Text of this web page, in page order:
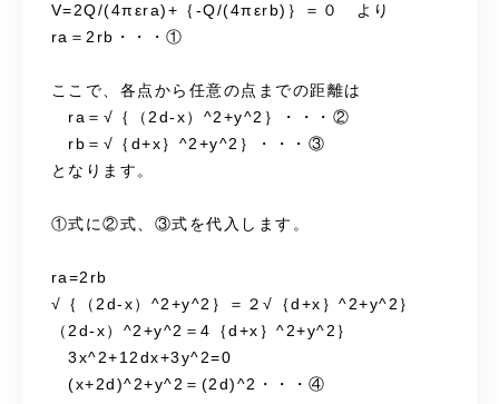
V=2Q/(4πεra)+｛-Q/(4πεrb)｝＝０ より
ra＝2rb・・・①
ここで、各点から任意の点までの距離は
ra＝√｛（2d-x）^2+y^2｝・・・②
rb＝√｛d+x｝^2+y^2｝・・・③
となります。
①式に②式、③式を代入します。
ra=2rb
√｛（2d-x）^2+y^2｝＝２√｛d+x｝^2+y^2｝
（2d-x）^2+y^2＝4｛d+x｝^2+y^2｝
3x^2+12dx+3y^2=0
(x+2d)^2+y^2＝(2d)^2・・・④